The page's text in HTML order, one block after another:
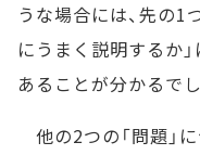
うな場合には、先の1
にうまく説明するか
あることが分かるでし
他の2つの「問題」